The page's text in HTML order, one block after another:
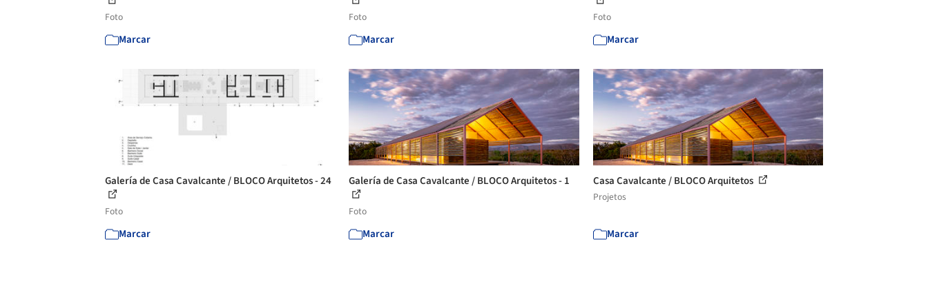
Foto
Marcar
Foto
Marcar
Foto
Marcar
Galería de Casa Cavalcante / BLOCO Arquitetos - 24
Foto
Marcar
Galería de Casa Cavalcante / BLOCO Arquitetos - 1
Foto
Marcar
Casa Cavalcante / BLOCO Arquitetos
Projetos
Marcar